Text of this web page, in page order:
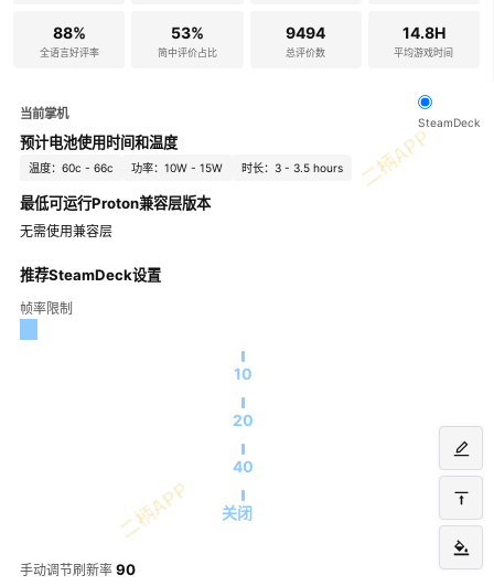
88%
全语言好评率
53%
简中评价占比
9494
总评价数
14.8H
平均游戏时间
当前掌机
SteamDeck
预计电池使用时间和温度
温度：60c - 66c 功率：10W - 15W 时长：3 - 3.5 hours
最低可运行Proton兼容层版本
无需使用兼容层
推荐SteamDeck设置
帧率限制
10
20
40
关闭
手动调节刷新率 90